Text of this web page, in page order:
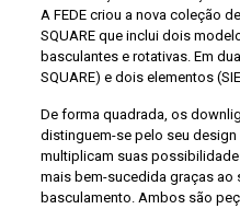
A FEDE criou a nova coleção
SQUARE que inclui dois
basculantes e rotativas. Em
SQUARE) e dois elementos
De forma quadrada, os
distinguem-se pelo seu
multiplicam suas
mais bem-sucedida graças ao
basculamento. Ambos são